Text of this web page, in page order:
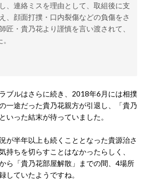
、連絡ミスを理由として、取組後に支
、顔面打撲・口内裂傷などの負傷をさ
匠・貴乃花より謹慎を言い渡されて、
ブルはさらに続き、2018年6月には相撲
一途だった貴乃花親方が引退し、「貴乃
いった結末が待っていました。
が半年以上も続くこととなった貴源治さ
持ちを切らすことはなかったらしく、
ら「貴乃花部屋解散」までの間、4場所
していたようですね。